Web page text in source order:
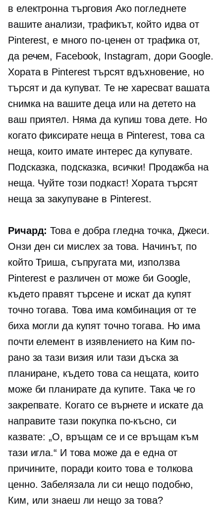
в електронна търговия Ако погледнете
вашите анализи, трафикът, който идва от
Pinterest, е много по-ценен от трафика от,
да речем, Facebook, Instagram, дори Google.
Хората в Pinterest търсят вдъхновение, но
търсят и да купуват. Те не харесват вашата
снимка на вашите деца или на детето на
ваш приятел. Няма да купиш това дете. Но
когато фиксирате неща в Pinterest, това са
неща, които имате интерес да купувате.
Подсказка, подсказка, всички! Продажба на
неща. Чуйте този подкаст! Хората търсят
неща за закупуване в Pinterest.
Ричард: Това е добра гледна точка, Джеси.
Онзи ден си мислех за това. Начинът, по
който Триша, съпругата ми, използва
Pinterest е различен от може би Google,
където правят търсене и искат да купят
точно тогава. Това има комбинация от те
биха могли да купят точно тогава. Но има
почти елемент в изявлението на Ким по-
рано за тази визия или тази дъска за
планиране, където това са нещата, които
може би планирате да купите. Така че го
закрепвате. Когато се върнете и искате да
направите тази покупка по-късно, си
казвате: „О, връщам се и се връщам към
тази игла.“ И това може да е една от
причините, поради които това е толкова
ценно. Забелязала ли си нещо подобно,
Ким, или знаеш ли нещо за това?